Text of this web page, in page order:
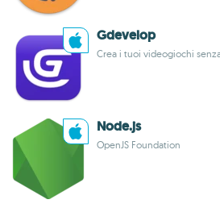
Gdevelop
Crea i tuoi videogiochi
Node.js
OpenJS Foundation